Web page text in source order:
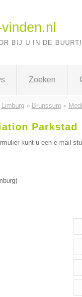
BIJ U IN DE BUURT!
Zoeken
Limburg» Brunssum »
Parkstad
kunt u een e-mail